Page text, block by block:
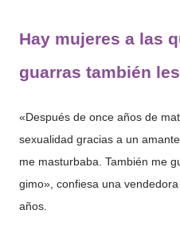
Hay mujeres a las
guarras también
«Después de once años de
sexualidad gracias a un
me masturbaba. También me
gimo», confiesa una
años.